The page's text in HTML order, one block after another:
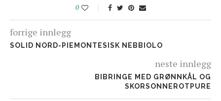
0
forrige innlegg
SOLID NORD-PIEMONTESISK NEBBIOLO
neste innlegg
BIBRINGE MED GRØNNKÅL OG
SKORSONNEROTPURE